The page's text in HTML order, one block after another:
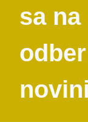
sa na
odber